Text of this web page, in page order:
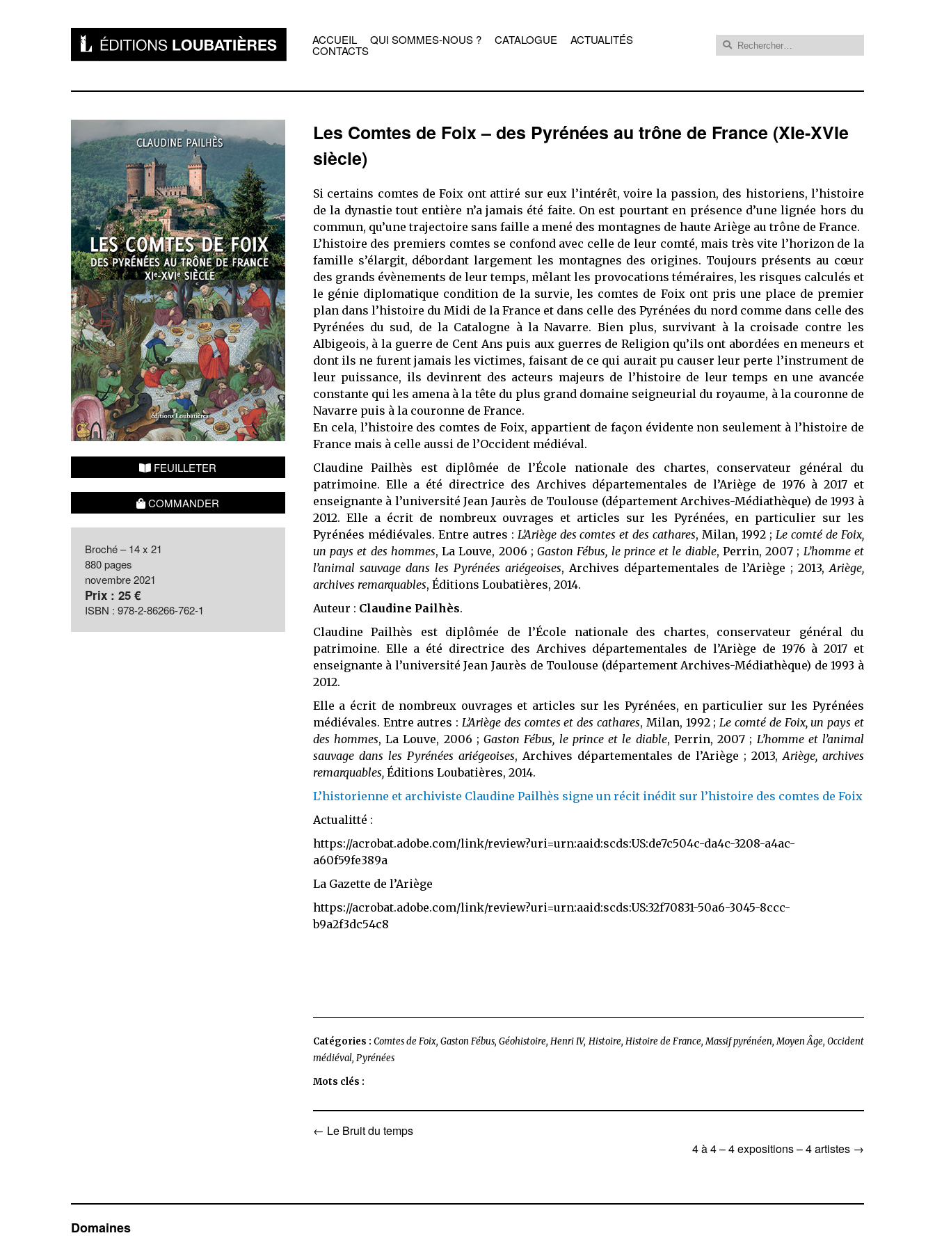
ACCUEIL QUI SOMMES-NOUS ? CATALOGUE ACTUALITÉS
CONTACTS
Rechercher :
FEUILLETER
COMMANDER
Broché – 14 x 21
880 pages
novembre 2021
Prix : 25 €
ISBN : 978-2-86266-762-1
Les Comtes de Foix – des Pyrénées au trône de France (XIe-XVIe
siècle)
Si certains comtes de Foix ont attiré sur eux l’intérêt, voire la passion, des historiens, l’histoire
de la dynastie tout entière n’a jamais été faite. On est pourtant en présence d’une lignée hors du
commun, qu’une trajectoire sans faille a mené des montagnes de haute Ariège au trône de France.
L’histoire des premiers comtes se confond avec celle de leur comté, mais très vite l’horizon de la
famille s’élargit, débordant largement les montagnes des origines. Toujours présents au cœur
des grands évènements de leur temps, mêlant les provocations téméraires, les risques calculés et
le génie diplomatique condition de la survie, les comtes de Foix ont pris une place de premier
plan dans l’histoire du Midi de la France et dans celle des Pyrénées du nord comme dans celle des
Pyrénées du sud, de la Catalogne à la Navarre. Bien plus, survivant à la croisade contre les
Albigeois, à la guerre de Cent Ans puis aux guerres de Religion qu’ils ont abordées en meneurs et
dont ils ne furent jamais les victimes, faisant de ce qui aurait pu causer leur perte l’instrument de
leur puissance, ils devinrent des acteurs majeurs de l’histoire de leur temps en une avancée
constante qui les amena à la tête du plus grand domaine seigneurial du royaume, à la couronne de
Navarre puis à la couronne de France.
En cela, l’histoire des comtes de Foix, appartient de façon évidente non seulement à l’histoire de
France mais à celle aussi de l’Occident médiéval.
Claudine Pailhès est diplômée de l’École nationale des chartes, conservateur général du
patrimoine. Elle a été directrice des Archives départementales de l’Ariège de 1976 à 2017 et
enseignante à l’université Jean Jaurès de Toulouse (département Archives-Médiathèque) de 1993 à
2012. Elle a écrit de nombreux ouvrages et articles sur les Pyrénées, en particulier sur les
Pyrénées médiévales. Entre autres : L’Ariège des comtes et des cathares, Milan, 1992 ;Le comté de Foix,
un pays et des hommes, La Louve, 2006 ;Gaston Fébus, le prince et le diable, Perrin, 2007 ; L’homme et
l’animal sauvage dans les Pyrénées ariégeoises, Archives départementales de l’Ariège ; 2013,Ariège,
archives remarquables, Éditions Loubatières, 2014.
Auteur : Claudine Pailhès.
Claudine Pailhès est diplômée de l’École nationale des chartes, conservateur général du
patrimoine. Elle a été directrice des Archives départementales de l’Ariège de 1976 à 2017 et
enseignante à l’université Jean Jaurès de Toulouse (département Archives-Médiathèque) de 1993 à
2012.
Elle a écrit de nombreux ouvrages et articles sur les Pyrénées, en particulier sur les Pyrénées
médiévales. Entre autres : L’Ariège des comtes et des cathares, Milan, 1992 ;Le comté de Foix, un pays et
des hommes, La Louve, 2006 ;Gaston Fébus, le prince et le diable, Perrin, 2007 ; L’homme et l’animal
sauvage dans les Pyrénées ariégeoises, Archives départementales de l’Ariège ; 2013,Ariège, archives
remarquables, Éditions Loubatières, 2014.
L’historienne et archiviste Claudine Pailhès signe un récit inédit sur l’histoire des comtes de Foix
Actualitté :
https://acrobat.adobe.com/link/review?uri=urn:aaid:scds:US:de7c504c-da4c-3208-a4ac-
a60f59fe389a
La Gazette de l’Ariège
https://acrobat.adobe.com/link/review?uri=urn:aaid:scds:US:32f70831-50a6-3045-8ccc-
b9a2f3dc54c8
Catégories : Comtes de Foix,Gaston Fébus,Géohistoire,Henri IV, Histoire, Histoire de France,Massif pyrénéen,Moyen Âge,Occident
médiéval, Pyrénées
Mots clés :
Navigation
← Le Bruit du temps
4 à 4 – 4 expositions – 4 artistes →
Domaines